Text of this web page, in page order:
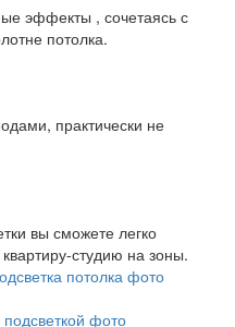
эффекты , сочетаясь с
потолка.
практически не
вы сможете легко
студию на зоны.